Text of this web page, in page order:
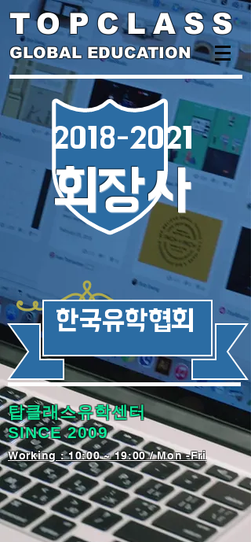
TOPCLASS
GLOBAL EDUCATION
2018-2021
회장사
​한국유학협회
탑클래스유학센터
SINCE 2009
​Working : 10:00 ~ 19:00 / Mon -Fri